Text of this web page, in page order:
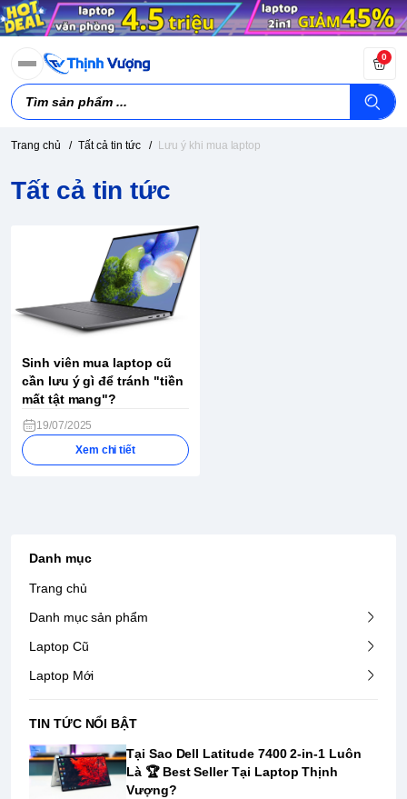
0
Trang chủ / Tất cả tin tức / Lưu ý khi mua laptop
Tất cả tin tức
Sinh viên mua laptop cũ
cần lưu ý gì để tránh "tiền
mất tật mang"?
19/07/2025
Xem chi tiết
Danh mục
Trang chủ
Danh mục sản phẩm
Laptop Cũ
Laptop Mới
TIN TỨC NỔI BẬT
Tại Sao Dell Latitude 7400 2-in-1 Luôn
Là ️🏆 Best Seller Tại Laptop Thịnh
Vượng?